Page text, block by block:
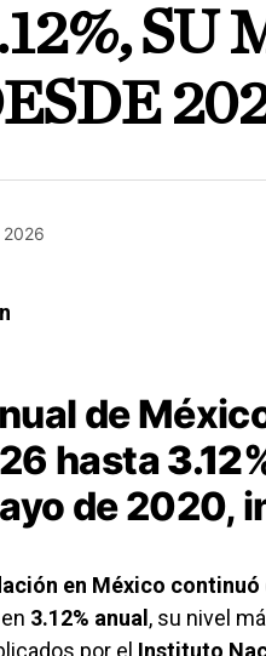
SU
de
hasta
de 2020,
en México
3.12% anual, su nivel
por el Instituto